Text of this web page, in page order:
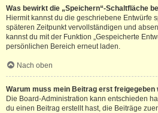
Was bewirkt die „Speichern“-Schaltfläche
Hiermit kannst du die geschriebene Entwürfe
späteren Zeitpunkt vervollständigen und
kannst du mit der Funktion „Gespeicherte
persönlichen Bereich erneut laden.
Nach oben
Warum muss mein Beitrag erst freigegeben
Die Board-Administration kann entschieden
du einen Beitrag erstellt hast, die Beiträge